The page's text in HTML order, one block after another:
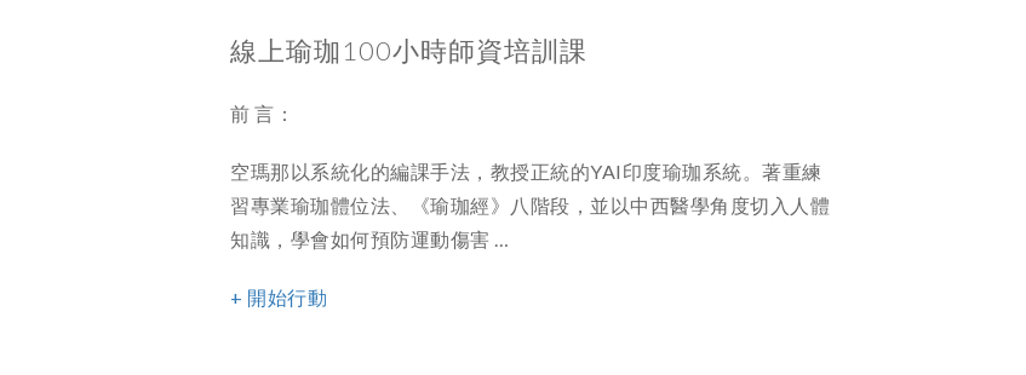
線上瑜珈100小時師資培訓課
前 言：
空瑪那以系統化的編課手法，教授正統的YAI印度瑜珈系統。著重練
習專業瑜珈體位法、《瑜珈經》八階段，並以中西醫學角度切入人體
知識，學會如何預防運動傷害 …
+ 開始行動